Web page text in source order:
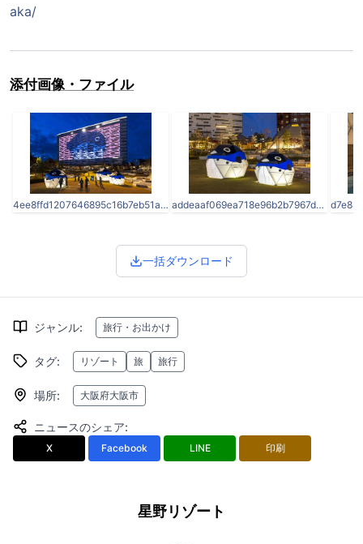
aka/
添付画像・ファイル
4ee8ffd1207646895c16b7eb51aa4ba7-1.jpg addeaaf069ea718e96b2b7967d91f1d1-2.jpg
一括ダウンロード
ジャンル: 旅行・お出かけ
タグ: リゾート 旅 旅行
場所: 大阪府大阪市
ニュースのシェア:
X Facebook LINE 印刷
星野リゾート